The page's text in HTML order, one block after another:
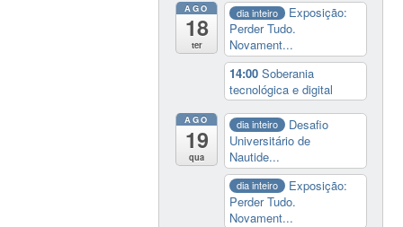
AGO
18
ter
dia inteiro
Exposição:
Perder Tudo.
Novament...
14:00Soberania
tecnológica e digital
AGO
19
qua
dia inteiro
Desafio
Universitário de
Nautide...
dia inteiro
Exposição:
Perder Tudo.
Novament...